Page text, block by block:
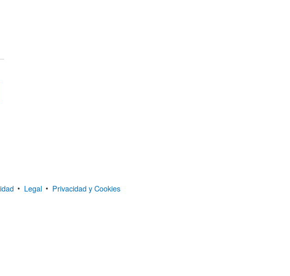
• Legal • Privacidad y Cookies